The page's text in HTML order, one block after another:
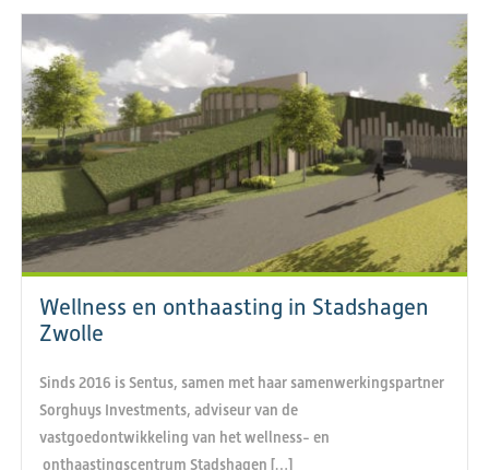
Wellness en onthaasting in Stadshagen
Zwolle
Sinds 2016 is Sentus, samen met haar samenwerkingspartner
Sorghuys Investments, adviseur van de
vastgoedontwikkeling van het wellness- en
onthaastingscentrum Stadshagen […]